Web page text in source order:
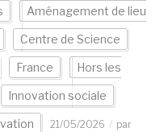
Aménagement de lieu
Centre de Science
France Hors les
Innovation sociale
21/05/2026
par